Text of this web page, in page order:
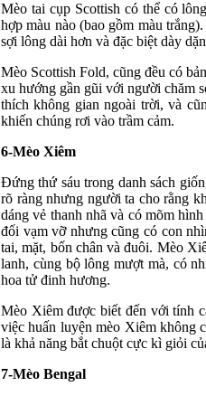
Mèo tai cụp Scottish có thể có
hợp màu nào (bao gồm màu
sợi lông dài hơn và đặc biệt dày
Mèo Scottish Fold, cũng đều có
xu hướng gần gũi với người chăm
thích không gian ngoài trời, và
khiến chúng rơi vào trầm cảm.
6-Mèo Xiêm
Đứng thứ sáu trong danh sách
rõ ràng nhưng người ta cho rằng
dáng vẻ thanh nhã và có mõm
đối vạm vỡ nhưng cũng có con
tai, mặt, bốn chân và đuôi. Mèo
lanh, cùng bộ lông mượt mà, có
hoa tử đinh hương.
Mèo Xiêm được biết đến với tính
việc huấn luyện mèo Xiêm không
là khả năng bắt chuột cực kì giỏi
7-Mèo Bengal